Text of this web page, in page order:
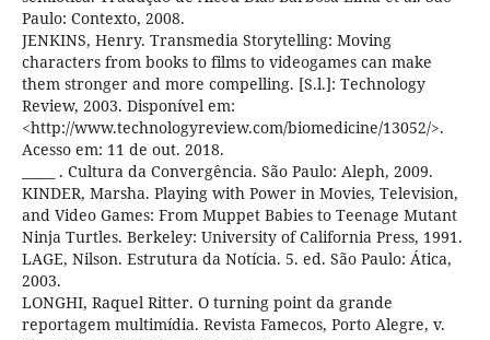
Paulo: Contexto, 2008.
JENKINS, Henry. Transmedia Storytelling: Moving
characters from books to films to videogames can make
them stronger and more compelling. [S.l.]: Technology
Review, 2003. Disponível em:
<http://www.technologyreview.com/biomedicine/13052/>.
Acesso em: 11 de out. 2018.
_____ . Cultura da Convergência. São Paulo: Aleph, 2009.
KINDER, Marsha. Playing with Power in Movies, Television,
and Video Games: From Muppet Babies to Teenage Mutant
Ninja Turtles. Berkeley: University of California Press, 1991.
LAGE, Nilson. Estrutura da Notícia. 5. ed. São Paulo: Ática,
2003.
LONGHI, Raquel Ritter. O turning point da grande
reportagem multimídia. Revista Famecos, Porto Alegre, v.